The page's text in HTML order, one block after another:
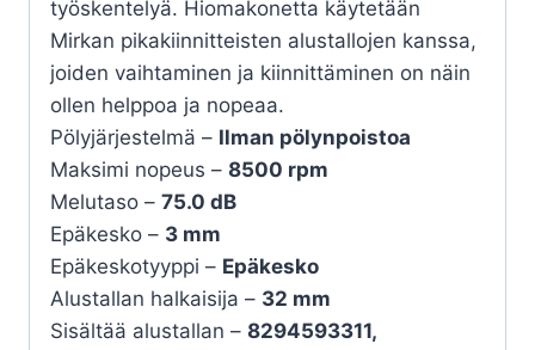
työskentelyä. Hiomakonetta käytetään
Mirkan pikakiinnitteisten alustallojen kanssa,
joiden vaihtaminen ja kiinnittäminen on näin
ollen helppoa ja nopeaa.
Pölyjärjestelmä – Ilman pölynpoistoa
Maksimi nopeus – 8500 rpm
Melutaso – 75.0 dB
Epäkesko – 3 mm
Epäkeskotyyppi – Epäkesko
Alustallan halkaisija – 32 mm
Sisältää alustallan – 8294593311,